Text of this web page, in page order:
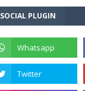
SOCIAL PLUGIN